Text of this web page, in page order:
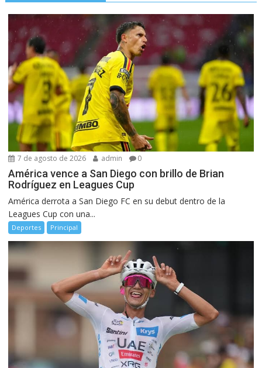
7 de agosto de 2026 admin 0
América vence a San Diego con brillo de Brian
Rodríguez en Leagues Cup
América derrota a San Diego FC en su debut dentro de la
Leagues Cup con una...
Deportes Principal